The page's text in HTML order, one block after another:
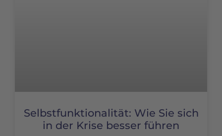
Selbstfunktionalität: Wie Sie sich
in der Krise besser führen